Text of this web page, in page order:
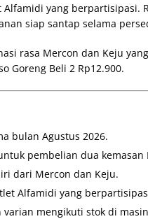
yang berpartisipasi.
siap santap selama
rasa Mercon dan Keju
Goreng Beli 2 Rp12.900.
bulan Agustus 2026.
pembelian dua kemasan
dari Mercon dan Keju.
Alfamidi yang
mengikuti stok di